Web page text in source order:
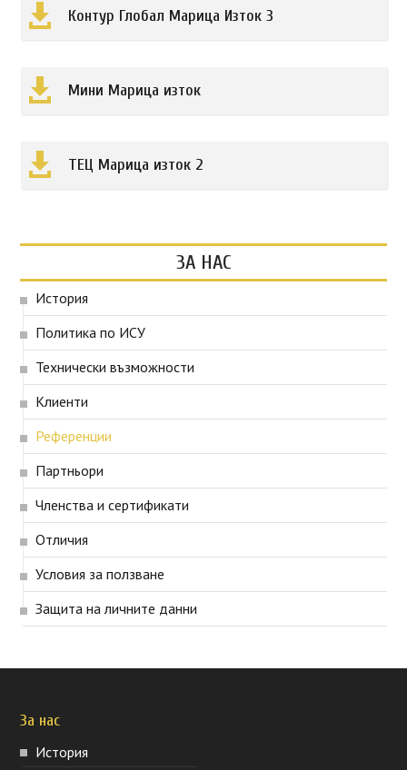
 Контур Глобал Марица Изток 3
 Мини Марица изток
 ТЕЦ Марица изток 2
ЗА НАС
История
Политика по ИСУ
Технически възможности
Клиенти
Референции
Партньори
Членства и сертификати
Отличия
Условия за ползване
Защита на личните данни
За нас
История